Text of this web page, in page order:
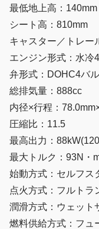
最低地上高：140mm
シート高：810mm
キャスター／トレー
エンジン形式：水冷
弁形式：DOHC4バ
総排気量：888cc
内径×行程：
圧縮比：11.5
最高出力：
最大トルク：93N・
始動方式：セルフス
点火方式：フルトラ
潤滑方式：ウェット
燃料供給方式：フュ